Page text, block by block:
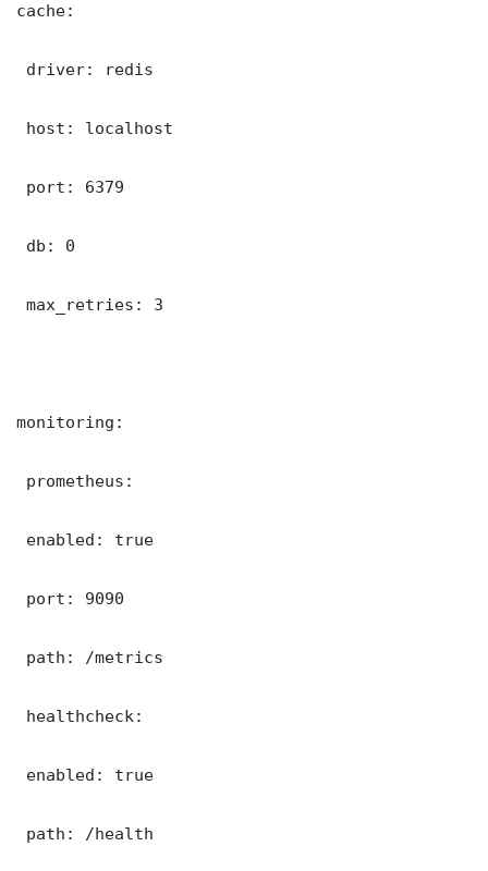
cache:
driver: redis
host: localhost
port: 6379
db: 0
max_retries: 3
monitoring:
prometheus:
enabled: true
port: 9090
path: /metrics
healthcheck:
enabled: true
path: /health